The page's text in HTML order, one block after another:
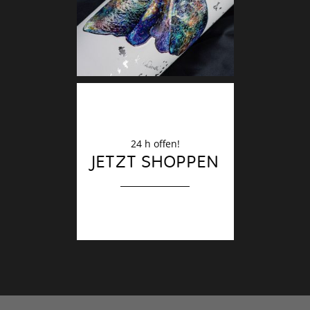
24 h offen!
JETZT SHOPPEN